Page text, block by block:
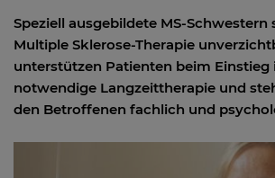
Speziell ausgebildete MS-Schwestern
Multiple Sklerose-Therapie
unterstützen Patienten beim Einstieg
notwendige Langzeittherapie und
den Betroffenen fachlich und